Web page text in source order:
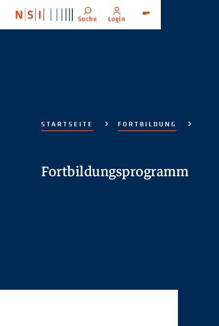
Suche Login
STARTSEITE FORTBILDUNG
Fortbildungsprogramm